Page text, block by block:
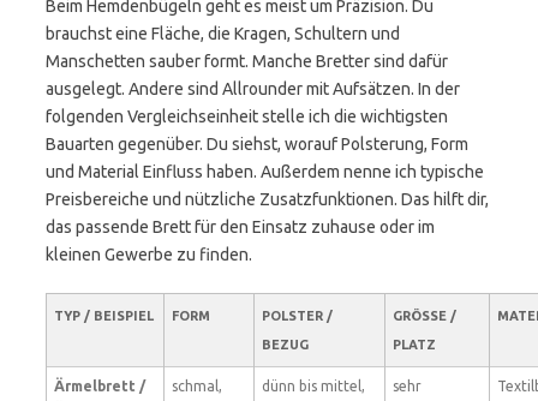
Beim Hemdenbügeln geht es meist um Präzision. Du
brauchst eine Fläche, die Kragen, Schultern und
Manschetten sauber formt. Manche Bretter sind dafür
ausgelegt. Andere sind Allrounder mit Aufsätzen. In der
folgenden Vergleichseinheit stelle ich die wichtigsten
Bauarten gegenüber. Du siehst, worauf Polsterung, Form
und Material Einfluss haben. Außerdem nenne ich typische
Preisbereiche und nützliche Zusatzfunktionen. Das hilft dir,
das passende Brett für den Einsatz zuhause oder im
kleinen Gewerbe zu finden.
TYP / BEISPIEL FORM
POLSTER /
BEZUG
GRÖSSE / P
LATZ
Ärmelbrett /
schmal,
dünn bis mittel,
sehr